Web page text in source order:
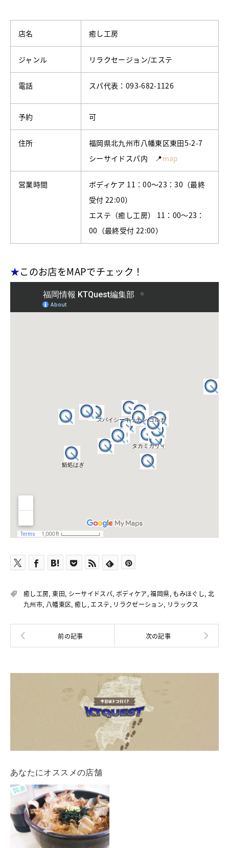
店名 癒し工房
ジャンル リラクセージョン/エステ
電話 スパ代表：093-682-1126
予約 可
住所
福岡県北九州市八幡東区東田5-2-7
シーサイドスパ内 📍map
営業時間
ボディケア 11：00～23：30（最終
受付 22:00）
エステ（癒し工房） 11：00～23：
00（最終受付 22:00）
★このお店をMAPでチェック！
癒し工房,東田, シーサイドスパ, ボディケア,福岡県, もみほぐし, 北
九州市, 八幡東区,癒し, エステ, リラクゼーション, リラックス
あなたにオススメの店舗